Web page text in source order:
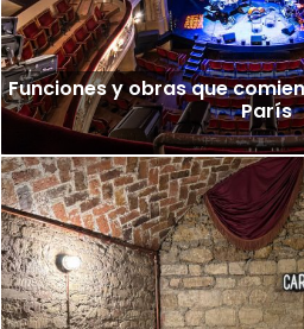
Funciones y obras que
París